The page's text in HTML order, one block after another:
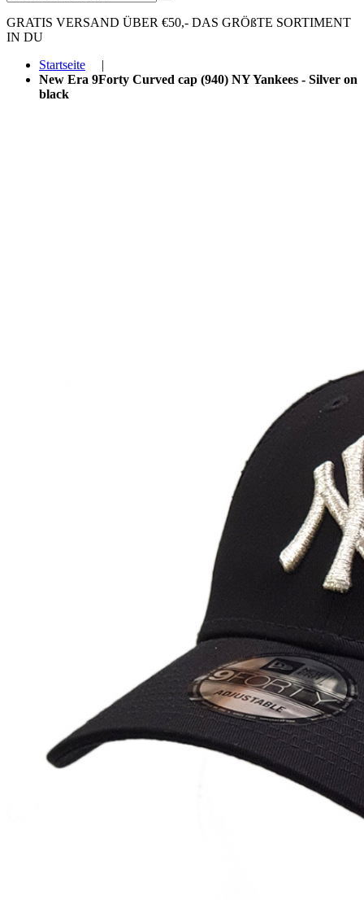
GRATIS VERSAND ÜBER €50,- DAS GRÖßTE SORTIMENT
IN DU
Startseite
|
New Era 9Forty Curved cap (940) NY Yankees - Silver on
black